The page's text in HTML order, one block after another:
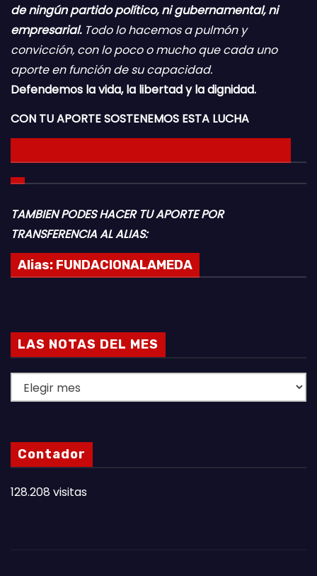
de ningún partido político, ni gubernamental, ni
empresarial.Todo lo hacemos a pulmón y
convicción, con lo poco o mucho que cada uno
aporte en función de su capacidad.
Defendemos la vida, la libertad y la dignidad.
CON TU APORTE SOSTENEMOS ESTA LUCHA
TAMBIEN PODES HACER TU APORTE POR
TRANSFERENCIA AL ALIAS:
Alias: FUNDACIONALAMEDA
LAS NOTAS DEL MES
A
N
O
A
Contador
128.208 visitas